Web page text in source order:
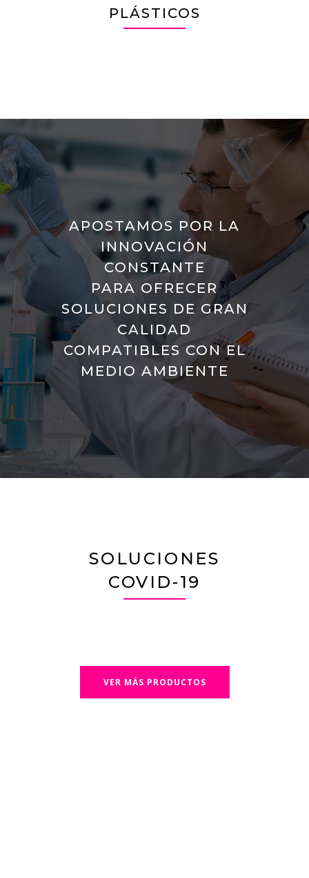
PLÁSTICOS
APOSTAMOS POR LA
INNOVACIÓN
CONSTANTE
PARA OFRECER
SOLUCIONES DE GRAN
CALIDAD
COMPATIBLES CON EL
MEDIO AMBIENTE
SOLUCIONES
COVID-19
VER MÁS PRODUCTOS